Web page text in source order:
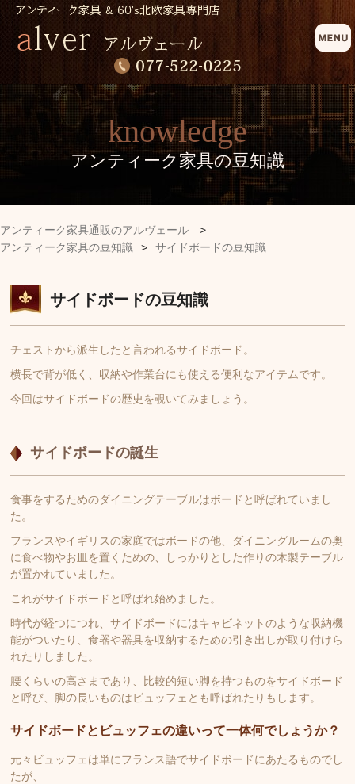
knowledge
アンティーク家具の豆知識
アンティーク家具通販のアルヴェール
>
アンティーク家具の豆知識
> サイドボードの豆知識
サイドボードの豆知識
チェストから派生したと言われるサイドボード。
横長で背が低く、収納や作業台にも使える便利なアイテムです。
今回はサイドボードの歴史を覗いてみましょう。
サイドボードの誕生
食事をするためのダイニングテーブルはボードと呼ばれていまし
た。
フランスやイギリスの家庭ではボードの他、ダイニングルームの奥
に食べ物やお皿を置くための、しっかりとした作りの木製テーブル
が置かれていました。
これがサイドボードと呼ばれ始めました。
時代が経つにつれ、サイドボードにはキャビネットのような収納機
能がついたり、食器や器具を収納するための引き出しが取り付けら
れたりしました。
腰くらいの高さまであり、比較的短い脚を持つものをサイドボード
と呼び、脚の長いものはビュッフェとも呼ばれたりもします。
サイドボードとビュッフェの違いって一体何でしょうか？
元々ビュッフェは単にフランス語でサイドボードにあたるものでし
たが、